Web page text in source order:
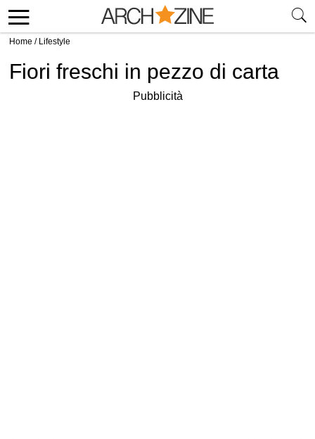
Home / Lifestyle
Fiori freschi in pezzo di carta
Pubblicità